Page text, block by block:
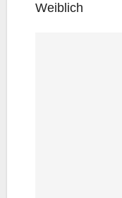
Weib­lich